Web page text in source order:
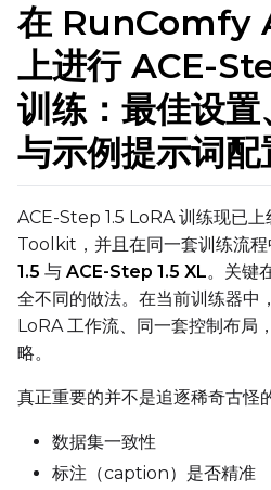
在 RunComfy
上进行 ACE-
训练：最佳设
与示例提示词配
ACE-Step 1.5 LoRA 训练现已
Toolkit，并且在同一套训练流
1.5 与 ACE-Step 1.5 XL。关键
全不同的做法。在当前训练器中
LoRA 工作流、同一套控制布局
略。
真正重要的并不是追逐稀奇古怪
数据集一致性
标注（caption）是否精准